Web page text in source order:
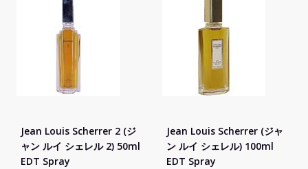
Jean Louis Scherrer 2 (ジ
ャン ルイ シェレル 2) 50ml
EDT Spray
Jean Louis Scherrer (ジャ
ン ルイ シェレル) 100ml
EDT Spray